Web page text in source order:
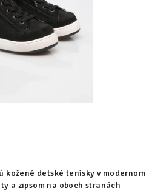
kožené detské tenisky v modernom
a zipsom na oboch stranách